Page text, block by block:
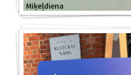
Miķeļdiena